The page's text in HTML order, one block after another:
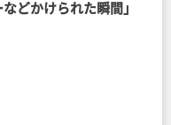
どかけられた瞬間」